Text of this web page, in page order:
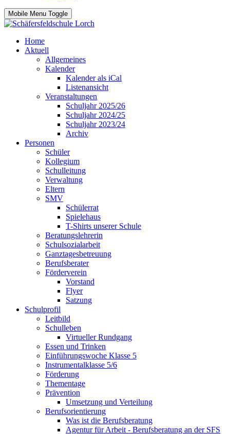
Mobile Menu Toggle
Home
Aktuell
Allgemeines
Kalender
Kalender als iCal
Listenansicht
Veranstaltungen
Schuljahr 2025/26
Schuljahr 2024/25
Schuljahr 2023/24
Archiv
Personen
Schüler
Kollegium
Schulleitung
Verwaltung
Eltern
SMV
Schülerrat
Spielehaus
T-Shirts unserer Schule
Beratungslehrerin
Schulsozialarbeit
Ganztagesbetreuung
Berufsberater
Förderverein
Vorstand
Flyer
Satzung
Schulprofil
Leitbild
Schulleben
Virtueller Rundgang
Essen und Trinken
Einführungswoche Klasse 5
Instrumentalklasse 5/6
Förderung
Thementage
Prävention
Umsetzung und Verteilung
Berufsorientierung
Was ist die Berufsberatung
Agentur für Arbeit - Berufsberatung an der SFS